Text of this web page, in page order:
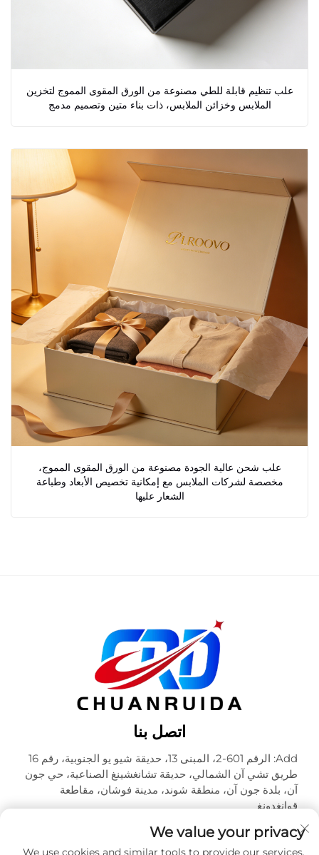
علب تنظيم قابلة للطي مصنوعة من الورق المقوى المموج لتخزين
الملابس وخزائن الملابس، ذات بناء متين وتصميم مدمج
علب شحن عالية الجودة مصنوعة من الورق المقوى المموج،
مخصصة لشركات الملابس مع إمكانية تخصيص الأبعاد وطباعة
الشعار عليها
اتصل بنا
Add: الرقم 601-2، المبنى 13، حديقة شيو يو الجنوبية، رقم 16
طريق تشي آن الشمالي، حديقة تشانغشينغ الصناعية، حي جون
آن، بلدة جون آن، منطقة شوند، مدينة فوشان، مقاطعة
قوانغدونغ
هاتف:+86-18320933590
البريد الإلكتروني:[email protected]
We value your privacy
We use cookies and similar tools to provide our services.